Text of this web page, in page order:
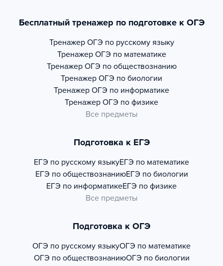
Бесплатный тренажер по подготовке к ОГЭ
Тренажер ОГЭ по русскому языку
Тренажер ОГЭ по математике
Тренажер ОГЭ по обществознанию
Тренажер ОГЭ по биологии
Тренажер ОГЭ по информатике
Тренажер ОГЭ по физике
Все предметы
Подготовка к ЕГЭ
ЕГЭ по русскому языкуЕГЭ по математике
ЕГЭ по обществознаниюЕГЭ по биологии
ЕГЭ по информатикеЕГЭ по физике
Все предметы
Подготовка к ОГЭ
ОГЭ по русскому языкуОГЭ по математике
ОГЭ по обществознаниюОГЭ по биологии